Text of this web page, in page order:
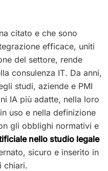
citato e che sono
efficace, uniti
del settore, rende
consulenza IT. Da anni,
studi, aziende e PMI
IA più adatte, nella loro
uso e nella definizione
gli obblighi normativi e
nello studio legale
sicuro e inserito in
chiari.